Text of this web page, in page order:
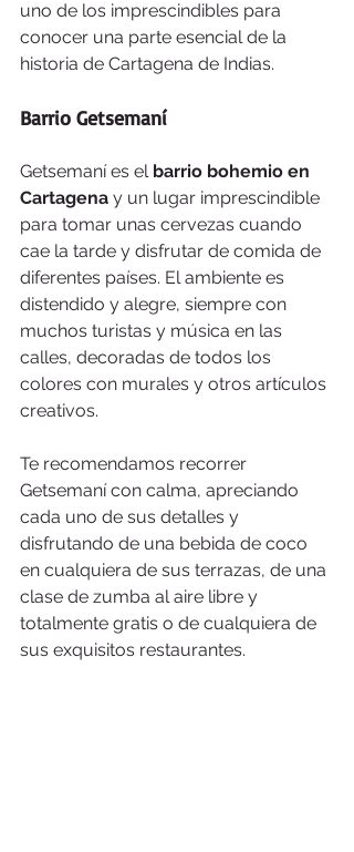
uno de los imprescindibles para
conocer una parte esencial de la
historia de Cartagena de Indias.
Barrio Getsemaní
Getsemaní es el barrio bohemio en
Cartagena y un lugar imprescindible
para tomar unas cervezas cuando
cae la tarde y disfrutar de comida de
diferentes países. El ambiente es
distendido y alegre, siempre con
muchos turistas y música en las
calles, decoradas de todos los
colores con murales y otros artículos
creativos.
Te recomendamos recorrer
Getsemaní con calma, apreciando
cada uno de sus detalles y
disfrutando de una bebida de coco
en cualquiera de sus terrazas, de una
clase de zumba al aire libre y
totalmente gratis o de cualquiera de
sus exquisitos restaurantes.